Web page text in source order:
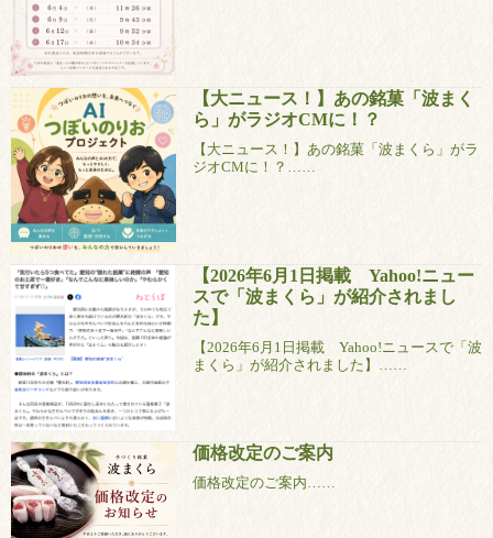
【大ニュース！】あの銘菓「波まく
ら」がラジオCMに！？
【大ニュース！】あの銘菓「波まくら」がラ
ジオCMに！？……
【2026年6月1日掲載 Yahoo!ニュー
スで「波まくら」が紹介されまし
た】
【2026年6月1日掲載 Yahoo!ニュースで「波
まくら」が紹介されました】……
価格改定のご案内
価格改定のご案内……